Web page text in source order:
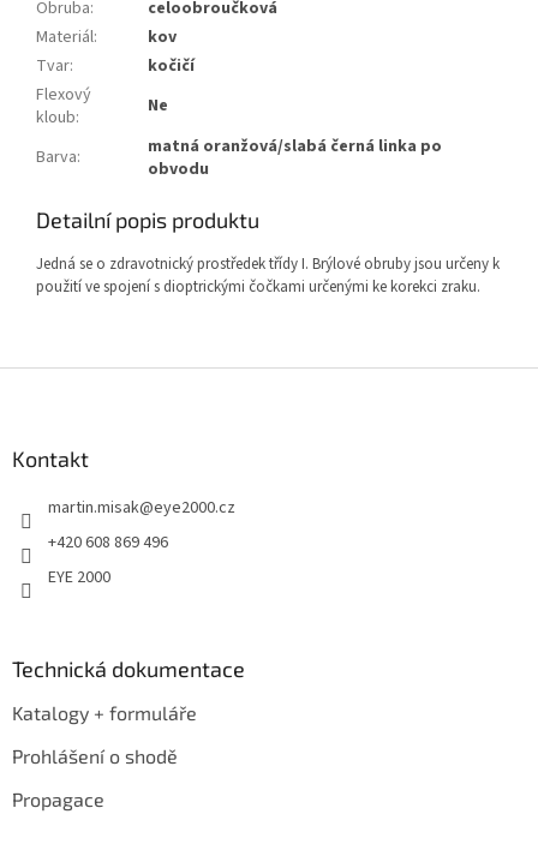
Obruba:
celoobroučková
Materiál:
kov
Tvar:
kočičí
Flexový
kloub: Ne
Barva:
matná oranžová/slabá černá linka po
obvodu
Detailní popis produktu
Jedná se o zdravotnický prostředek třídy I. Brýlové obruby jsou určeny k
použití ve spojení s dioptrickými čočkami určenými ke korekci zraku.
Kontakt
martin.misak@eye2000.cz
+420 608 869 496
EYE 2000
Technická dokumentace
Katalogy + formuláře
Prohlášení o shodě
Propagace